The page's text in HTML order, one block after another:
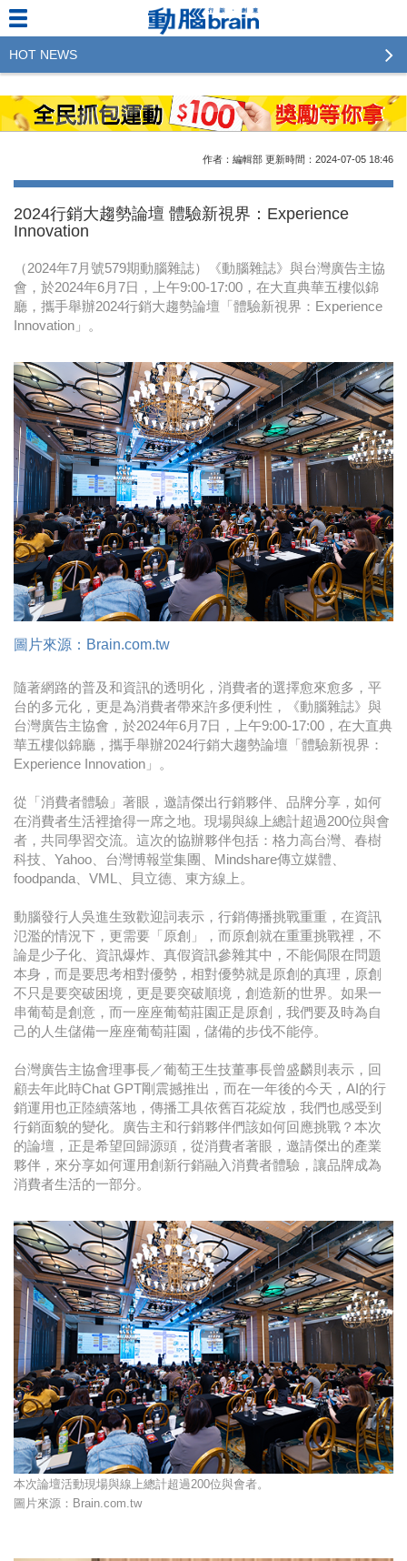
作者：編輯部 更新時間：2024-07-05 18:46
2024行銷大趨勢論壇 體驗新視界：Experience
Innovation
（2024年7月號579期動腦雜誌）《動腦雜誌》與台灣廣告主協
會，於2024年6月7日，上午9:00-17:00，在大直典華五樓似錦
廳，攜手舉辦2024行銷大趨勢論壇「體驗新視界：Experience
Innovation」。
圖片來源：Brain.com.tw
隨著網路的普及和資訊的透明化，消費者的選擇愈來愈多，平
台的多元化，更是為消費者帶來許多便利性，《動腦雜誌》與
台灣廣告主協會，於2024年6月7日，上午9:00-17:00，在大直典
華五樓似錦廳，攜手舉辦2024行銷大趨勢論壇「體驗新視界：
Experience Innovation」。
從「消費者體驗」著眼，邀請傑出行銷夥伴、品牌分享，如何
在消費者生活裡搶得一席之地。現場與線上總計超過200位與會
者，共同學習交流。這次的協辦夥伴包括：格力高台灣、春樹
科技、Yahoo、台灣博報堂集團、Mindshare傳立媒體、
foodpanda、VML、貝立德、東方線上。
動腦發行人吳進生致歡迎詞表示，行銷傳播挑戰重重，在資訊
氾濫的情況下，更需要「原創」，而原創就在重重挑戰裡，不
論是少子化、資訊爆炸、真假資訊參雜其中，不能侷限在問題
本身，而是要思考相對優勢，相對優勢就是原創的真理，原創
不只是要突破困境，更是要突破順境，創造新的世界。如果一
串葡萄是創意，而一座座葡萄莊園正是原創，我們要及時為自
己的人生儲備一座座葡萄莊園，儲備的步伐不能停。
台灣廣告主協會理事長／葡萄王生技董事長曾盛麟則表示，回
顧去年此時Chat GPT剛震撼推出，而在一年後的今天，AI的行
銷運用也正陸續落地，傳播工具依舊百花綻放，我們也感受到
行銷面貌的變化。廣告主和行銷夥伴們該如何回應挑戰？本次
的論壇，正是希望回歸源頭，從消費者著眼，邀請傑出的產業
夥伴，來分享如何運用創新行銷融入消費者體驗，讓品牌成為
消費者生活的一部分。
本次論壇活動現場與線上總計超過200位與會者。
圖片來源：Brain.com.tw
HOT NEWS
2023行銷傳播傑出貢獻獎 啟動徵件！期許參賽作品
更創新及具影響力
2022行銷傳播傑出貢獻獎得獎名單揭曉，近400位行
LINE 推出「AI 肖像」新功能 體驗專業棚拍的高質
感美照
2023台灣民生快消品牌排行 14億次國民消費揭曉品
牌足跡贏家
域動行銷公布人事異動
CSD中衛營運長張德成：中衛跳脫框架 玩出口罩新
時尚
金獎的代價 牛恆泰：沒人知道我失去什麼！
台灣百事食品 注重品牌體驗創造差異化
黃麗萍：媒體代理商有幫客戶升級的責任！
牛恆泰：媒體產業蛻變關鍵期，數位轉型該怎麼
搞？（上）